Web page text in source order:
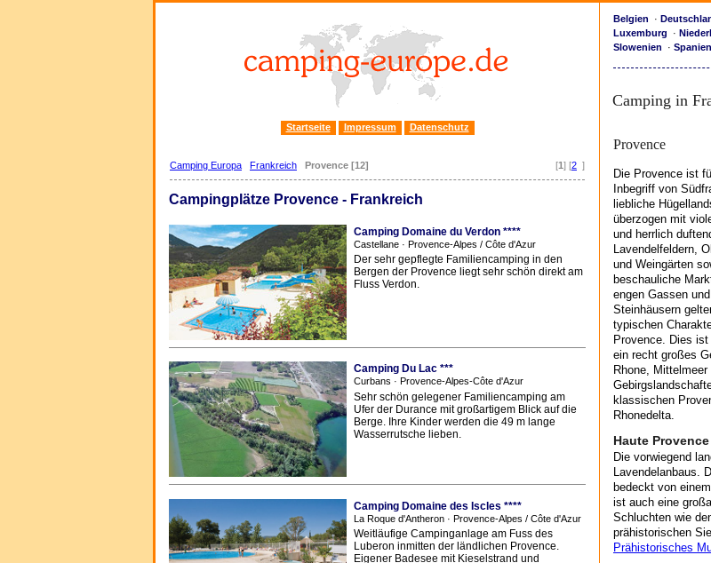
Startseite Impressum Datenschutz
Camping Europa Frankreich Provence [12] [1] [2 ]
Campingplätze Provence - Frankreich
Camping Domaine du Verdon ****
Castellane · Provence-Alpes / Côte d'Azur
Der sehr gepflegte Familiencamping in den
Bergen der Provence liegt sehr schön direkt am
Fluss Verdon.
Camping Du Lac ***
Curbans · Provence-Alpes-Côte d'Azur
Sehr schön gelegener Familiencamping am
Ufer der Durance mit großartigem Blick auf die
Berge. Ihre Kinder werden die 49 m lange
Wasserrutsche lieben.
Camping Domaine des Iscles ****
La Roque d'Antheron · Provence-Alpes / Côte d'Azur
Weitläufige Campinganlage am Fuss des
Luberon inmitten der ländlichen Provence.
Eigener Badesee mit Kieselstrand und
Belgien ·
Luxemburg
·
Slowenien
· Spanien
Camping in
Provence
Die Provence ist
Inbegriff von
liebliche
überzogen mit
und herrlich
Lavendelfeldern,
und Weingärten
beschauliche
engen Gassen
Steinhäusern
typischen
Provence. Dies
ein recht großes
Rhone,
klassischen
Rhonedelta.
Haute Provence
Die vorwiegend
Lavendelanbaus.
bedeckt von
ist auch eine
Schluchten wie
prähistorischen
Prähistorisches